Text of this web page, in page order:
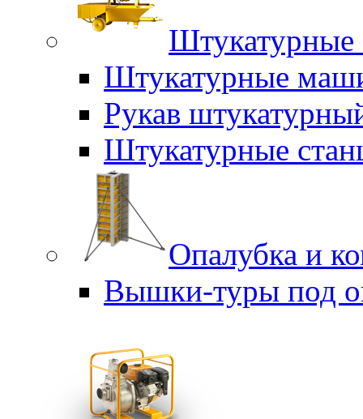
Штукатурные
Штукатурные
Рукав
Штукатурные
Опалубка и
Вышки-туры под